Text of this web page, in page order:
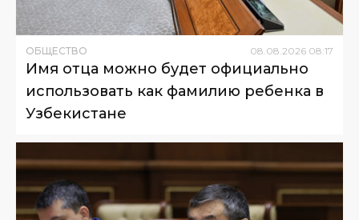
ОБЩЕСТВО 08 08 2026 08:17
Имя отца можно будет официально
использовать как фамилию ребенка в
Узбекистане